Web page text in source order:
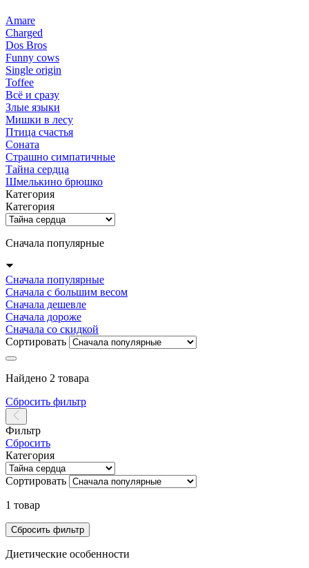
Amare
Charged
Dos Bros
Funny cows
Single origin
Toffee
Всё и сразу
Злые языки
Мишки в лесу
Птица счастья
Соната
Страшно симпатичные
Тайна сердца
Шмелькино брюшко
Категория
Категория
Сначала популярные
Сначала популярные
Сначала с большим весом
Сначала дешевле
Сначала дороже
Сначала со скидкой
Сортировать
Найдено 2 товара
Сбросить фильтр
Фильтр
Сбросить
Категория
Сортировать
1 товар
Диетические особенности